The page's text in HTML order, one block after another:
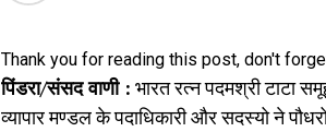
Thank you for reading this post, don't
पिंडरा/संसद वाणी : भारत रत्न पदमश्री टाटा
व्यापार मण्डल के पदाधिकारी और सदस्यो ने